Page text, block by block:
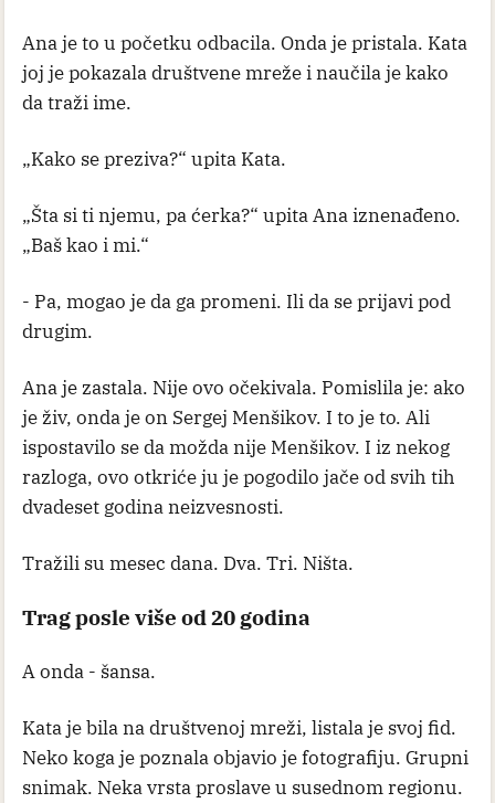
Ana je to u početku odbacila. Onda je pristala. Kata
joj je pokazala društvene mreže i naučila je kako
da traži ime.
„Kako se preziva?“ upita Kata.
„Šta si ti njemu, pa ćerka?“ upita Ana iznenađeno.
„Baš kao i mi.“
- Pa, mogao je da ga promeni. Ili da se prijavi pod
drugim.
Ana je zastala. Nije ovo očekivala. Pomislila je: ako
je živ, onda je on Sergej Menšikov. I to je to. Ali
ispostavilo se da možda nije Menšikov. I iz nekog
razloga, ovo otkriće ju je pogodilo jače od svih tih
dvadeset godina neizvesnosti.
Tražili su mesec dana. Dva. Tri. Ništa.
Trag posle više od 20 godina
A onda - šansa.
Kata je bila na društvenoj mreži, listala je svoj fid.
Neko koga je poznala objavio je fotografiju. Grupni
snimak. Neka vrsta proslave u susednom regionu.